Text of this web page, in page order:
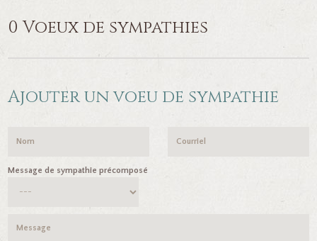
0 Voeux de sympathies
Ajouter un voeu de sympathie
Message de sympathie précomposé